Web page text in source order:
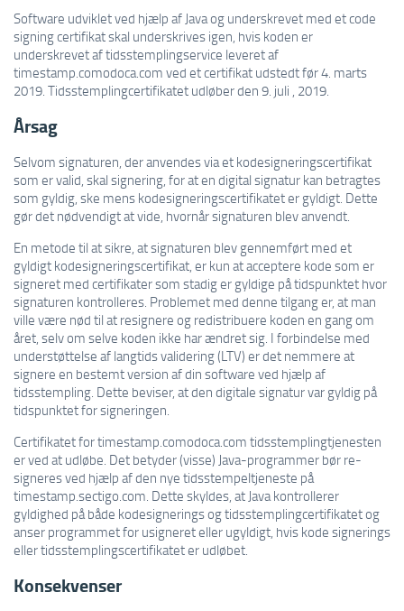
Software udviklet ved hjælp af Java og underskrevet med et code
signing certifikat skal underskrives igen, hvis koden er
underskrevet af tidsstemplingservice leveret af
timestamp.comodoca.com ved et certifikat udstedt før 4. marts
2019. Tidsstemplingcertifikatet udløber den 9. juli , 2019.
Årsag
Selvom signaturen, der anvendes via et kodesigneringscertifikat
som er valid, skal signering, for at en digital signatur kan betragtes
som gyldig, ske mens kodesigneringscertifikatet er gyldigt. Dette
gør det nødvendigt at vide, hvornår signaturen blev anvendt.
En metode til at sikre, at signaturen blev gennemført med et
gyldigt kodesigneringscertifikat, er kun at acceptere kode som er
signeret med certifikater som stadig er gyldige på tidspunktet hvor
signaturen kontrolleres. Problemet med denne tilgang er, at man
ville være nød til at resignere og redistribuere koden en gang om
året, selv om selve koden ikke har ændret sig. I forbindelse med
understøttelse af langtids validering (LTV) er det nemmere at
signere en bestemt version af din software ved hjælp af
tidsstempling. Dette beviser, at den digitale signatur var gyldig på
tidspunktet for signeringen.
Certifikatet for timestamp.comodoca.com tidsstemplingtjenesten
er ved at udløbe. Det betyder (visse) Java-programmer bør re-
signeres ved hjælp af den nye tidsstempeltjeneste på
timestamp.sectigo.com. Dette skyldes, at Java kontrollerer
gyldighed på både kodesignerings og tidsstemplingcertifikatet og
anser programmet for usigneret eller ugyldigt, hvis kode signerings
eller tidsstemplingscertifikatet er udløbet.
Konsekvenser